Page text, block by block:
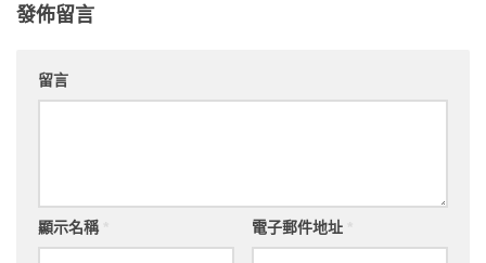
發佈留言
留言
顯示名稱 電子郵件地址